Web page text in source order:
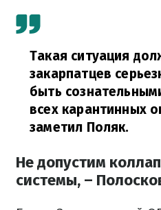
Такая ситуация
закарпатцев
быть
всех карантинных
заметил Поляк.
Не допустим
системы, –